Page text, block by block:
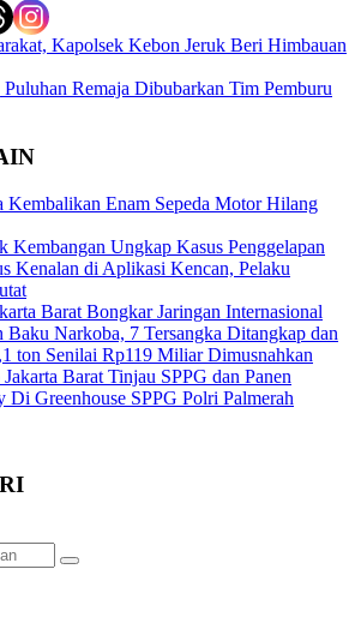
Kapolsek Kebon Jeruk Beri Himbauan
Remaja Dibubarkan Tim Pemburu
Kembalikan Enam Sepeda Motor Hilang
Kembangan Ungkap Kasus Penggelapan
Kenalan di Aplikasi Kencan, Pelaku
Barat Bongkar Jaringan Internasional
Baku Narkoba, 7 Tersangka Ditangkap dan
ton Senilai Rp119 Miliar Dimusnahkan
Barat Tinjau SPPG dan Panen
Di Greenhouse SPPG Polri Palmerah